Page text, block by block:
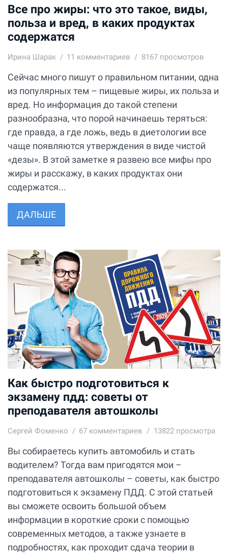
Все про жиры: что это такое, виды,
польза и вред, в каких продуктах
содержатся
Ирина Шарак 11 комментариев 8167 просмотров
Сейчас много пишут о правильном питании, одна
из популярных тем – пищевые жиры, их польза и
вред. Но информация до такой степени
разнообразна, что порой начинаешь теряться:
где правда, а где ложь, ведь в диетологии все
чаще появляются утверждения в виде чистой
«дезы». В этой заметке я развею все мифы про
жиры и расскажу, в каких продуктах они
содержатся...
ДАЛЬШЕ
Как быстро подготовиться к
экзамену пдд: советы от
преподавателя автошколы
Сергей Фоменко 67 комментариев 13822 просмотра
Вы собираетесь купить автомобиль и стать
водителем? Тогда вам пригодятся мои –
преподавателя автошколы – советы, как быстро
подготовиться к экзамену ПДД. С этой статьей
вы сможете освоить большой объем
информации в короткие сроки с помощью
современных методов, а также узнаете в
подробностях, как проходит сдача теории в